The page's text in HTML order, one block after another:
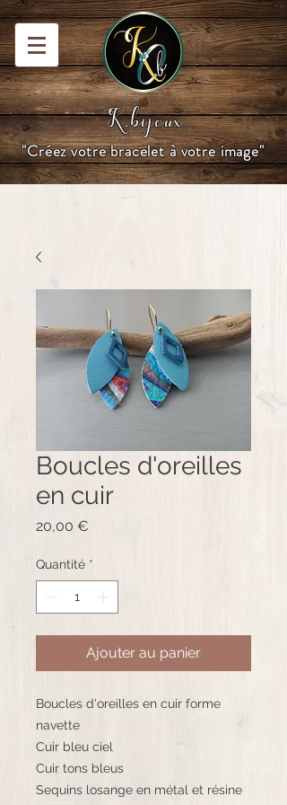
K.bijoux
"Créez votre bracelet à votre image"
Boucles d'oreilles
en cuir
20,00 €
Quantité *
Ajouter au panier
Boucles d'oreilles en cuir forme
navette
Cuir bleu ciel
Cuir tons bleus
Sequins losange en métal et résine